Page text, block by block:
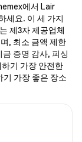
에서 Lair
세요. 이 세 가지
제3자 제공업체
, 최소 금액 제한
증명 감사, 피싱
기 가장 안전한
가장 좋은 장소